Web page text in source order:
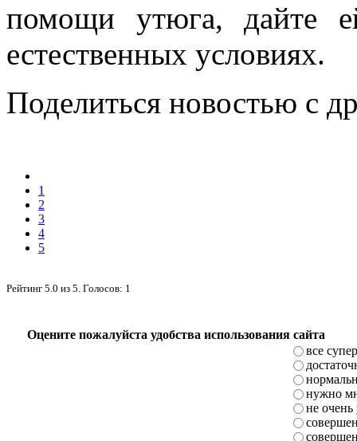
помощи утюга, дайте
естественных условиях.
Поделиться новостью с
1
2
3
4
5
Рейтинг 5.0 из 5 . Голосов: 1
Оцените пожалуйста удобства использования сайта
все супер
нужно
не очень